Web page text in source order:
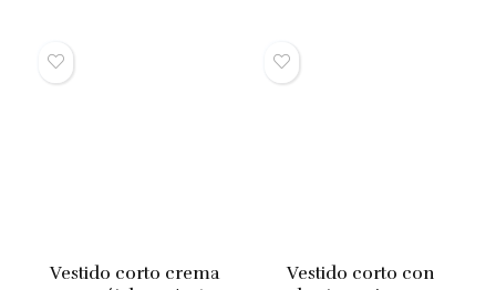
Vestido corto crema
Vestido corto con